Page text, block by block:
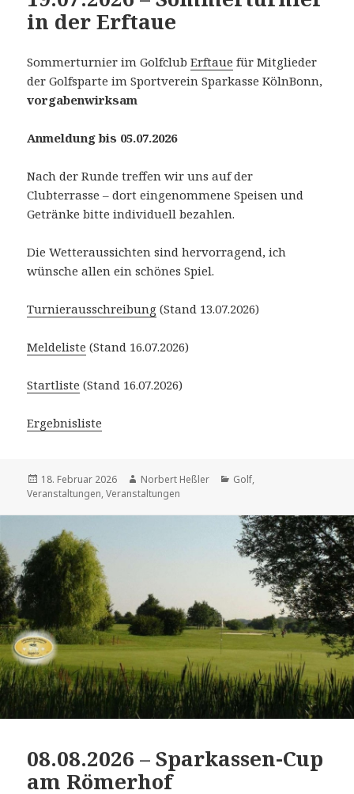
in der Erftaue
Sommerturnier im GolfclubErftaue für Mitglieder
der Golfsparte im Sportverein Sparkasse KölnBonn,
vorgabenwirksam
Anmeldung bis 05.07.2026
Nach der Runde treffen wir uns auf der
Clubterrasse – dort eingenommene Speisen und
Getränke bitte individuell bezahlen.
Die Wetteraussichten sind hervorragend, ich
wünsche allen ein schönes Spiel.
Turnierausschreibung (Stand 13.07.2026)
Meldeliste (Stand 16.07.2026)
Startliste (Stand 16.07.2026)
Ergebnisliste
Veröffentlicht
am
18. Februar 2026 Autor
Norbert Heßler Kategorien
Golf,
Veranstaltungen,Veranstaltungen
08.08.2026 – Sparkassen-Cup
am Römerhof